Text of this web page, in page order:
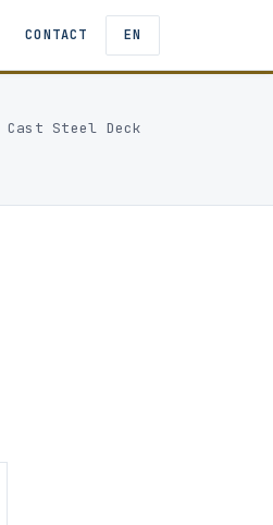
CONTACT EN
Cast Steel Deck